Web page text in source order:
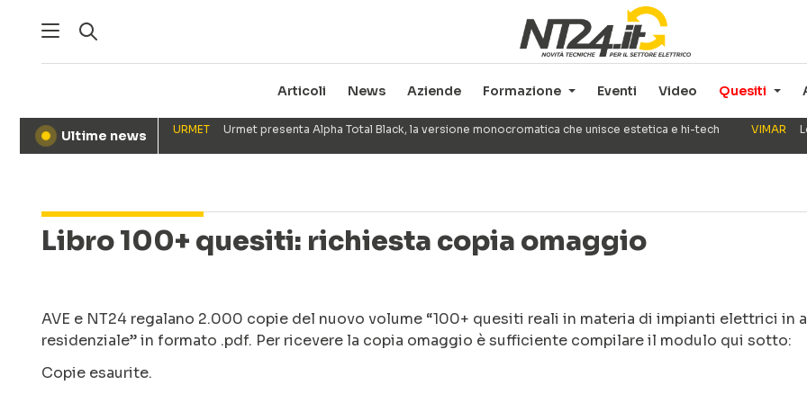
Articoli News Aziende Formazione Eventi Video Quesiti
● Ultime news URMET Urmet presenta Alpha Total Black, la versione monocromatica che unisce estetica e hi-tech VIMAR
Libro 100+ quesiti: richiesta copia omaggio
AVE e NT24 regalano 2.000 copie del nuovo volume “100+ quesiti reali in materia di impianti elettrici in
residenziale” in formato .pdf. Per ricevere la copia omaggio è sufficiente compilare il modulo qui sotto:
Copie esaurite.